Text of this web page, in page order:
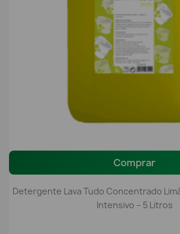
Comprar
Detergente Lava Tudo Concentrado
Intensivo – 5 Litros